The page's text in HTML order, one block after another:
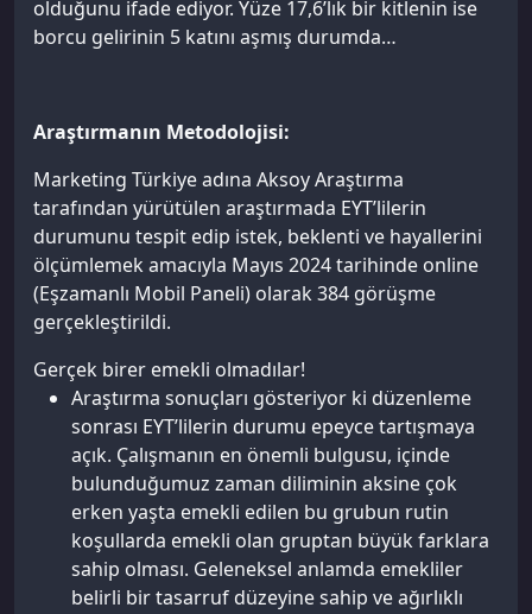
olduğunu ifade ediyor. Yüze 17,6’lık bir kitlenin ise
borcu gelirinin 5 katını aşmış durumda…
Araştırmanın Metodolojisi:
Marketing Türkiye adına Aksoy Araştırma
tarafından yürütülen araştırmada EYT’lilerin
durumunu tespit edip istek, beklenti ve hayallerini
ölçümlemek amacıyla Mayıs 2024 tarihinde online
(Eşzamanlı Mobil Paneli) olarak 384 görüşme
gerçekleştirildi.
Gerçek birer emekli olmadılar!
Araştırma sonuçları gösteriyor ki düzenleme
sonrası EYT’lilerin durumu epeyce tartışmaya
açık. Çalışmanın en önemli bulgusu, içinde
bulunduğumuz zaman diliminin aksine çok
erken yaşta emekli edilen bu grubun rutin
koşullarda emekli olan gruptan büyük farklara
sahip olması. Geleneksel anlamda emekliler
belirli bir tasarruf düzeyine sahip ve ağırlıklı